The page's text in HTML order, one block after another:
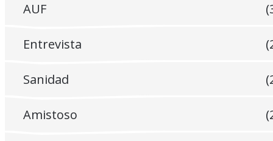
AUF
Entrevista
Sanidad
Amistoso